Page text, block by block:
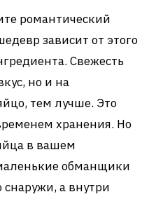
романтический
зависит от этого
Свежесть
но и на
тем лучше. Это
хранения. Но
в вашем
обманщики
а внутри